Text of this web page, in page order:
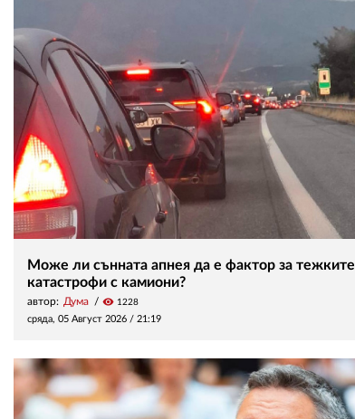
Може ли сънната апнея да е фактор за тежките
катастрофи с камиони?
автор: Дума visibility 1228
сряда, 05 Август 2026 / 21:19